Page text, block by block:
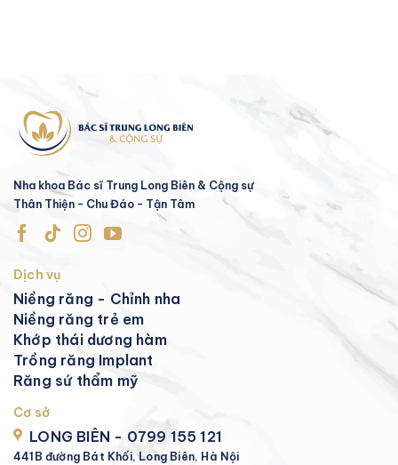
Nha khoa Bác sĩ Trung Long Biên & Cộng sự
Thân Thiện - Chu Đáo - Tận Tâm
Dịch vụ
Niềng răng - Chỉnh nha
Niềng răng trẻ em
Khớp thái dương hàm
Trồng răng Implant
Răng sứ thẩm mỹ
Cơ sở
LONG BIÊN - 0799 155 121
441B đường Bát Khối, Long Biên, Hà Nội